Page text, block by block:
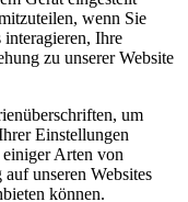
wenn Sie
interagieren, Ihre
zu unserer Website
um
Einstellungen
einiger Arten von
unseren Websites
können.